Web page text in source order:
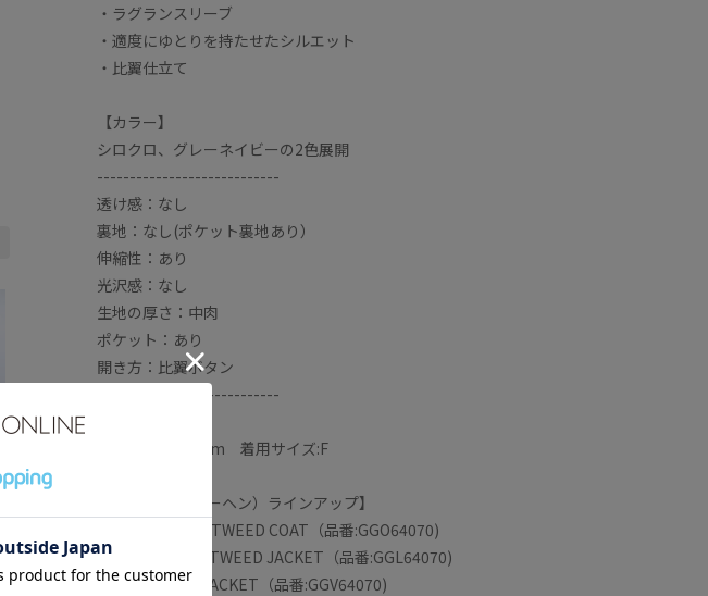
・ラグランスリーブ
・適度にゆとりを持たせたシルエット
・比翼仕立て
【カラー】
シロクロ、グレーネイビーの2色展開
----------------------------
透け感：なし
裏地：なし(ポケット裏地あり）
伸縮性：あり
光沢感：なし
生地の厚さ：中肉
ポケット：あり
開き方：比翼ボタン
----------------------------
モデル身長:170cm 着用サイズ:F
【COOHEM（コーヘン）ラインアップ】
HERRINGBONE TWEED COAT（品番:GGO64070)
VELVET CHECK TWEED JACKET（品番:GGL64070)
BASIC TWEED JACKET（品番:GGV64070)